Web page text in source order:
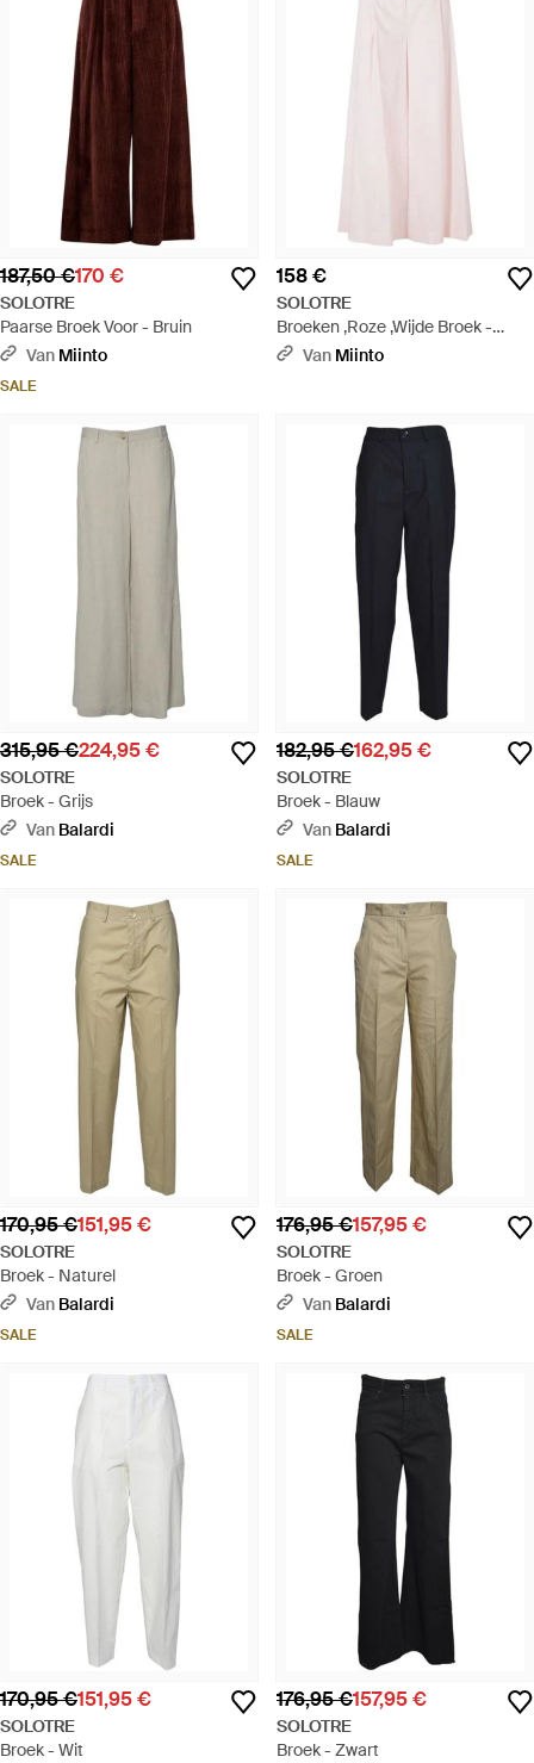
187,50 €170 €
SOLOTRE
Paarse Broek Voor - Bruin
Van Miinto
SALE
158 €
SOLOTRE
Broeken ,Roze ,Wijde Broek -
RozeVan Miinto
315,95 €224,95 €
SOLOTRE
Broek - Grijs
Van Balardi
SALE
182,95 €162,95 €
SOLOTRE
Broek - Blauw
Van Balardi
SALE
170,95 €151,95 €
SOLOTRE
Broek - Naturel
Van Balardi
SALE
176,95 €157,95 €
SOLOTRE
Broek - Groen
Van Balardi
SALE
170,95 €151,95 €
SOLOTRE
Broek - Wit
176,95 €157,95 €
SOLOTRE
Broek - Zwart